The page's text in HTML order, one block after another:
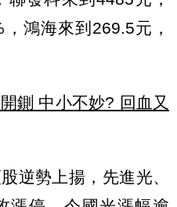
鴻海來到269.5元，
鍘 中小不妙? 回血又
逆勢上揚，先進光、